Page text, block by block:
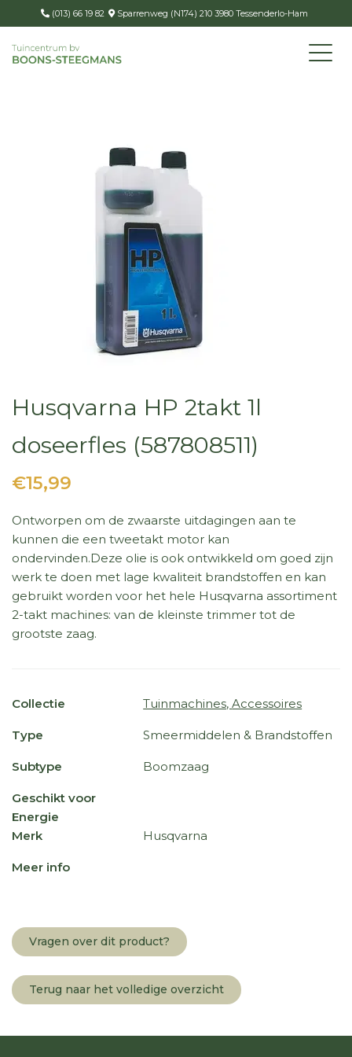
(013) 66 19 82 Sparrenweg (N174) 210 3980 Tessenderlo-Ham
Husqvarna HP 2takt 1l
doseerfles (587808511)
€15,99
Ontworpen om de zwaarste uitdagingen aan te
kunnen die een tweetakt motor kan
ondervinden.Deze olie is ook ontwikkeld om goed zijn
werk te doen met lage kwaliteit brandstoffen en kan
gebruikt worden voor het hele Husqvarna assortiment
2-takt machines: van de kleinste trimmer tot de
grootste zaag.
Collectie Tuinmachines Accessoires
Type Smeermiddelen & Brandstoffen
Subtype Boomzaag
Geschikt voor
Energie
Merk
Husqvarna
Meer info
Vragen over dit product?
Terug naar het volledige overzicht